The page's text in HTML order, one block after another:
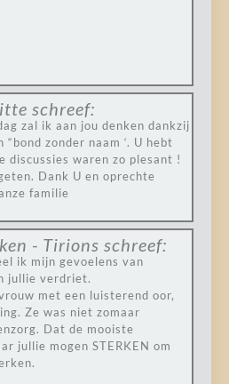
schreef:
zal ik aan jou denken dankzij
zonder naam ‘. U hebt
discussies waren zo plesant !
Dank U en oprechte
familie
- Tirions schreef:
ik mijn gevoelens van
jullie verdriet.
met een luisterend oor,
Ze was niet zomaar
Dat de mooiste
jullie mogen STERKEN om